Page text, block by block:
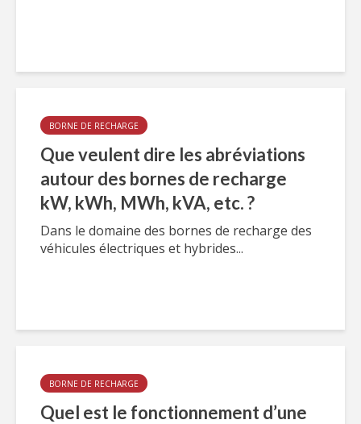
BORNE DE RECHARGE
Que veulent dire les abréviations
autour des bornes de recharge
kW, kWh, MWh, kVA, etc. ?
Dans le domaine des bornes de recharge des
véhicules électriques et hybrides...
BORNE DE RECHARGE
Quel est le fonctionnement d’une